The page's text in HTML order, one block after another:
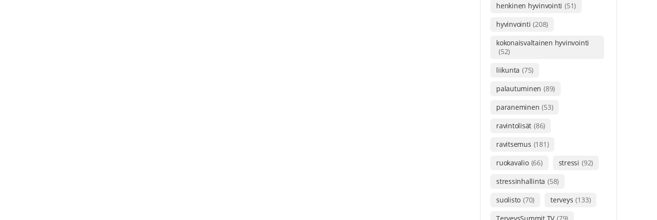
henkinen hyvinvointi (51)
hyvinvointi (208)
kokonaisvaltainen hyvinvointi
(52)
liikunta (75)
palautuminen (89)
paraneminen (53)
ravintolisät (86)
ravitsemus (181)
ruokavalio (66) stressi (92)
stressinhallinta (58)
suolisto (70) terveys (133)